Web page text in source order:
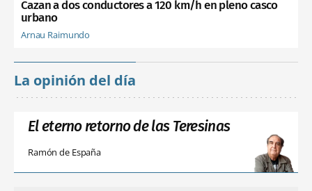
Cazan a dos conductores a 120 km/h en pleno casco
urbano
Arnau Raimundo
La opinión del día
El eterno retorno de las Teresinas
Ramón de España